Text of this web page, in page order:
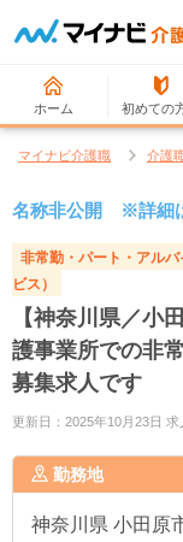
ホーム 初めての
マイナビ介護職 介護
名称非公開 ※詳細
非常勤・パート・アルバ
ビス）
【神奈川県／
護事業所での非
募集求人です
更新日：2025年10月23日
勤務地
神奈川県 小田原